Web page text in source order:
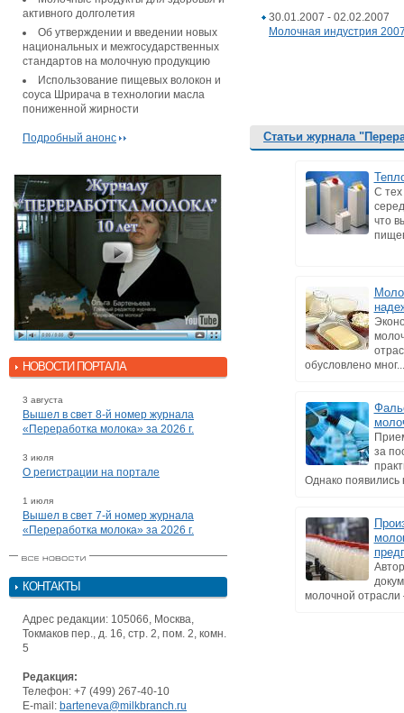
активного долголетия
Об утверждении и введении новых
национальных и межгосударственных
стандартов на молочную продукцию
Использование пищевых волокон и
соуса Шрирача в технологии масла
пониженной жирности
Подробный анонс
НОВОСТИ ПОРТАЛА
3 августа
Вышел в свет 8-й номер журнала
«Переработка молока» за 2026 г.
3 июля
О регистрации на портале
1 июля
Вышел в свет 7-й номер журнала
«Переработка молока» за 2026 г.
КОНТАКТЫ
Адрес редакции: 105066, Москва,
Токмаков пер., д. 16, стр. 2, пом. 2, комн.
5
Редакция:
Телефон: +7 (499) 267-40-10
E-mail: barteneva@milkbranch.ru
30.01.2007 - 02.02.2007
Молочная индустрия
Статьи журнала
С тех
что
обусловлено мног...
за
Однако появились
молочной отрасли